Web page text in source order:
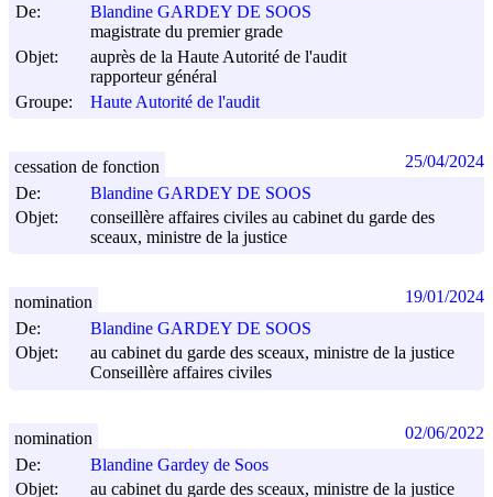
De:
Blandine GARDEY DE SOOS
magistrate du premier grade
Objet:
auprès de la Haute Autorité de l'audit
rapporteur général
Groupe:
Haute Autorité de l'audit
De:
Blandine GARDEY DE SOOS
Objet:
conseillère affaires civiles au cabinet du garde des
sceaux, ministre de la justice
cessation de fonction 25/04/2024
De:
Blandine GARDEY DE SOOS
Objet:
au cabinet du garde des sceaux, ministre de la justice
Conseillère affaires civiles
nomination 19/01/2024
De:
Blandine Gardey de Soos
Objet:
au cabinet du garde des sceaux, ministre de la justice
nomination 02/06/2022